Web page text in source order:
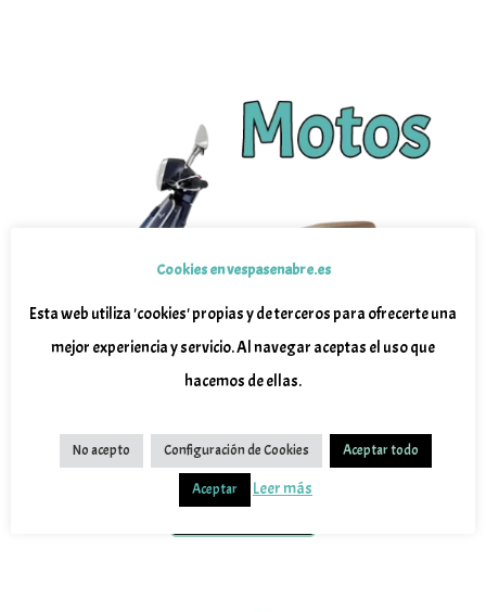
Ver Motos
Cookies en vespasenabre.es
Esta web utiliza 'cookies' propias y de terceros para ofrecerte una
mejor experiencia y servicio. Al navegar aceptas el uso que
hacemos de ellas.
No acepto Configuración de Cookies Aceptar todo
Aceptar Leer más